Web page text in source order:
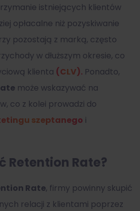
istniejących klientów
opłacalne niż pozyskiwanie
pozostają z marką, często
w dłuższym okresie, co
klienta (CLV). Ponadto,
może wskazywać na
co z kolei prowadzi do
szeptanego i
Retention Rate?
Rate, firmy powinny skupić
relacji z klientami poprzez